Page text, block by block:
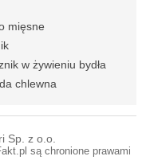
mięsne
w żywieniu bydła
chlewna
Sp. z o.o.
są chronione prawami